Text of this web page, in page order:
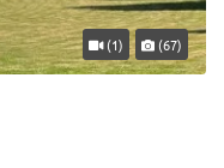
(1) (67)